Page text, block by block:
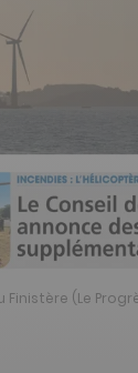
Finistère (Le